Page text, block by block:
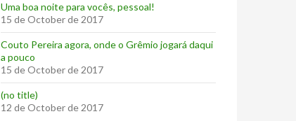
Uma boa noite para vocês, pessoal!
15 de October de 2017
‪Couto Pereira agora, onde o Grêmio jogará daqui
a pouco ‬
15 de October de 2017
(no title)
12 de October de 2017